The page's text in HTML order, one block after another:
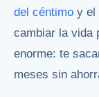
del céntimo y el
cambiar la vida
enorme: te
meses sin